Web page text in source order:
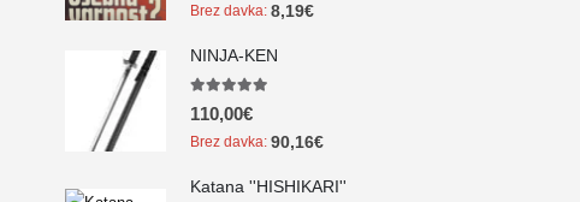
Brez davka: 8,19€
NINJA-KEN
5.00 out of 5
110,00€
Brez davka: 90,16€
Katana ''HISHIKARI''